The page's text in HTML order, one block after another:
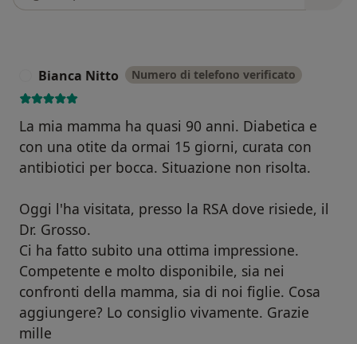
Bianca Nitto Numero di telefono verificato
La mia mamma ha quasi 90 anni. Diabetica e
con una otite da ormai 15 giorni, curata con
antibiotici per bocca. Situazione non risolta.
Oggi l'ha visitata, presso la RSA dove risiede, il
Dr. Grosso.
Ci ha fatto subito una ottima impressione.
Competente e molto disponibile, sia nei
confronti della mamma, sia di noi figlie. Cosa
aggiungere? Lo consiglio vivamente. Grazie
mille